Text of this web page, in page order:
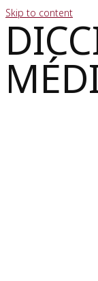
Skip to content